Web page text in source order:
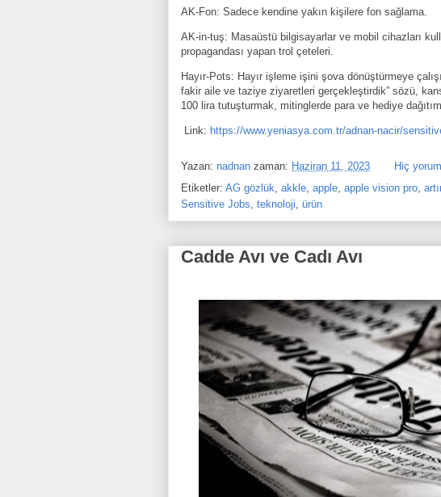
AK-Fon: Sadece kendine yakın kişilere fon sağlama.
AK-in-tuş: Masaüstü bilgisayarlar ve mobil cihazları
propagandası yapan trol çeteleri.
Hayır-Pots: Hayır işleme işini şova dönüştürmeye
fakir aile ve taziye ziyaretleri gerçekleştirdik” sözü,
100 lira tutuşturmak, mitinglerde para ve hediye
Link: https://www.yeniasya.com.tr/adnan-nacir/
Yazan: nadnan zaman: Haziran 11, 2023
Hiç
Etiketler: AG gözlük akkle apple apple vision pro
Sensitive Jobs teknoloji ürün
Cadde Avı ve Cadı Avı